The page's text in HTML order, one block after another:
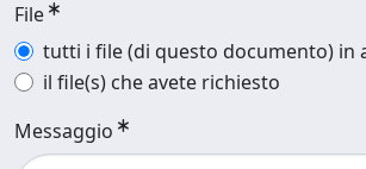
File
tutti i file (di questo documento) in
il file(s) che avete richiesto
Messaggio